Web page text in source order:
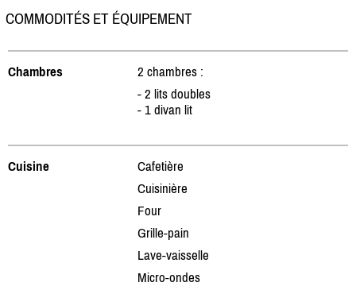
COMMODITÉS ET ÉQUIPEMENT
Chambres
2 chambres :
- 2 lits doubles
- 1 divan lit
Cuisine
Cafetière
Cuisinière
Four
Grille-pain
Lave-vaisselle
Micro-ondes